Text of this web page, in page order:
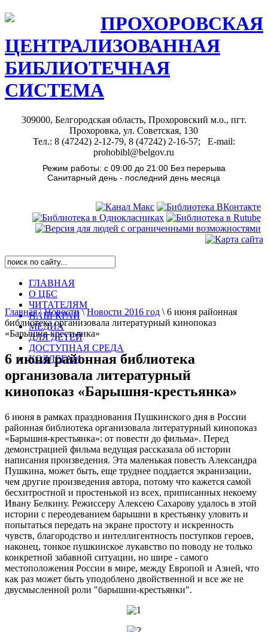
ПРОХОРОВСКАЯ
ЦЕНТРАЛИЗОВАННАЯ
БИБЛИОТЕЧНАЯ
СИСТЕМА
309000, Белгородская область, Прохоровский м.о., пгт.
Прохоровка, ул. Советская, 130
Тел.: 8 (47242) 2-12-79, 8 (47242) 2-16-57; E-mail:
prohobibl@belgov.ru
Режим работы: с 09:00 до 21:00 Без перерыва
Санитарный день - последний день месяца
ГЛАВНАЯ
О ЦБС
ЧИТАТЕЛЯМ
НАШ КРАЙ
МЕДИА
ДЛЯ ДЕТЕЙ
ДОСТУПНАЯ СРЕДА
КОЛЛЕГАМ
Главная\Новости\Новости 2016 год \ 6 июня районная
библиотека организовала литературный кинопоказ
«Барышня-крестьянка»
6 июня районная библиотека
организовала литературный
кинопоказ «Барышня-крестьянка»
6 июня в рамках празднования Пушкинского дня в России
районная библиотека организовала литературный кинопоказ
«Барышня-крестьянка»: от повести до фильма». Перед
демонстрацией фильма ведущая рассказала об истории
написания произведения. Эта маленькая повесть Александра
Пушкина, может быть, еще труднее поддается экранизации,
чем другие произведения автора, потому что кажется самой
бесхитростной и простенькой из всех, приписанных некоему
Ивану Белкину. Режиссеру Алексею Сахарову удалось в этой
истории с переодеванием барышни в крестьянку уловить и
попытаться передать на экране простоту и искренность
чувств, благородство и интеллигентность поступков героев,
наконец, тонкое пушкинское лукавство по поводу не только
конкретной забавной ситуации, но шире - самого
местоположения России в мире, между Европой и Азией, что
как раз может быть уподоблено двойственной и все же не
двусмысленной роли "барышни-крестьянки".